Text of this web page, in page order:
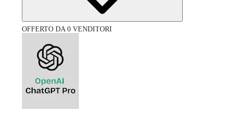
OFFERTO DA 0 VENDITORI